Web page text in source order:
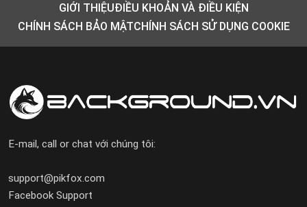
GIỚI THIỆUĐIỀU KHOẢN VÀ ĐIỀU KIỆN
CHÍNH SÁCH BẢO MẬTCHÍNH SÁCH SỬ DỤNG COOKIE
E-mail, call or chat với chúng tôi:
support@pikfox.com
Facebook Support